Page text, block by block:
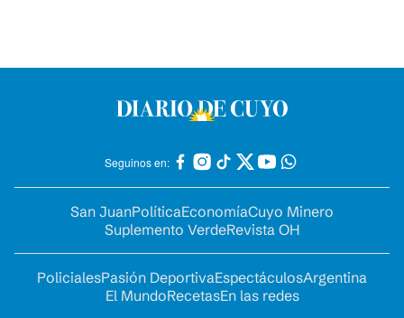
Seguinos en:
San JuanPolíticaEconomíaCuyo Minero
Suplemento VerdeRevista OH
PolicialesPasión DeportivaEspectáculosArgentina
El MundoRecetasEn las redes